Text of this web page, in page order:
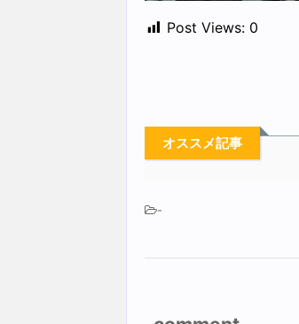
Post Views: 0
オススメ記事
-